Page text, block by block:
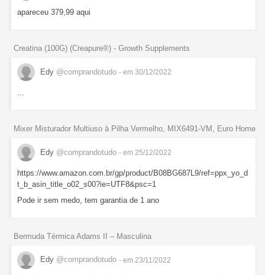
apareceu 379,99 aqui
Creatina (100G) (Creapure®) - Growth Supplements
Edy @comprandotudo - em 30/12/2022
...
Mixer Misturador Multiuso à Pilha Vermelho, MIX6491-VM, Euro Home
Edy @comprandotudo - em 25/12/2022
https://www.amazon.com.br/gp/product/B08BG687L9/ref=ppx_yo_d
t_b_asin_title_o02_s00?ie=UTF8&psc=1
Pode ir sem medo, tem garantia de 1 ano
Bermuda Térmica Adams II – Masculina
Edy @comprandotudo - em 23/11/2022